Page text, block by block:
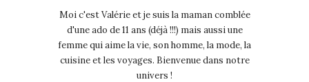
Moi c'est Valérie et je suis la maman comblée
d'une ado de 11 ans (déjà !!!) mais aussi une
femme qui aime la vie, son homme, la mode, la
cuisine et les voyages. Bienvenue dans notre
univers !